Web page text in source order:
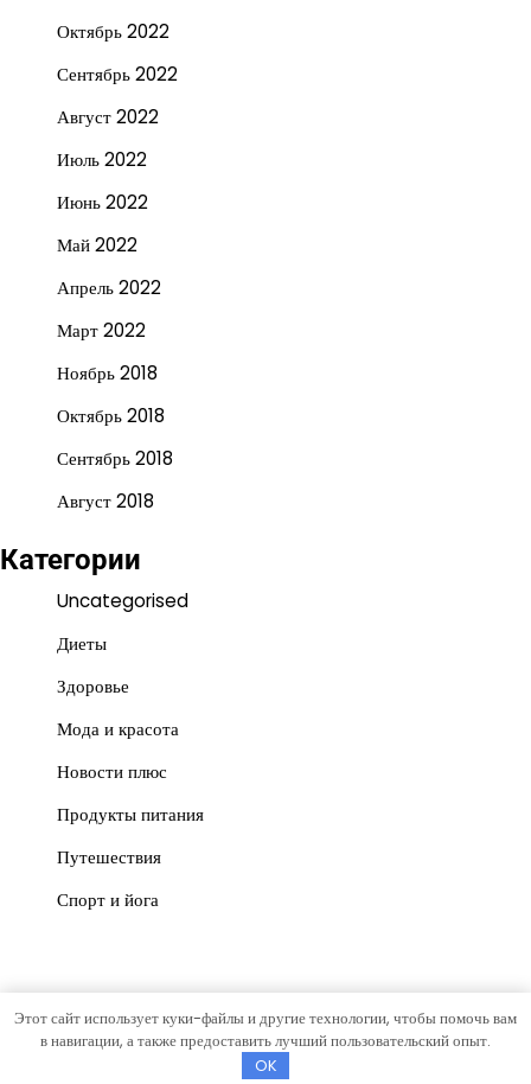
Октябрь 2022
Сентябрь 2022
Август 2022
Июль 2022
Июнь 2022
Май 2022
Апрель 2022
Март 2022
Ноябрь 2018
Октябрь 2018
Сентябрь 2018
Август 2018
Категории
Uncategorised
Диеты
Здоровье
Мода и красота
Новости плюс
Продукты питания
Путешествия
Спорт и йога
Copyright © 2026Красота и пользаТема News Store от
Этот сайт использует куки-файлы и другие технологии, чтобы помочь вам
в навигации, а также предоставить лучший пользовательский опыт.
OK